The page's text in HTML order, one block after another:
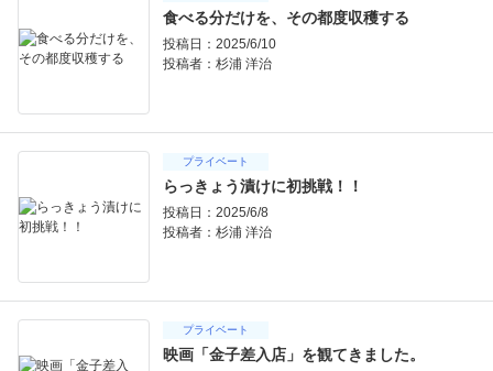
食べる分だけを、その都度収穫する
投稿日：2025/6/10
投稿者： 杉浦 洋治
プライベート
らっきょう漬けに初挑戦！！
投稿日：2025/6/8
投稿者： 杉浦 洋治
プライベート
映画「金子差入店」を観てきました。